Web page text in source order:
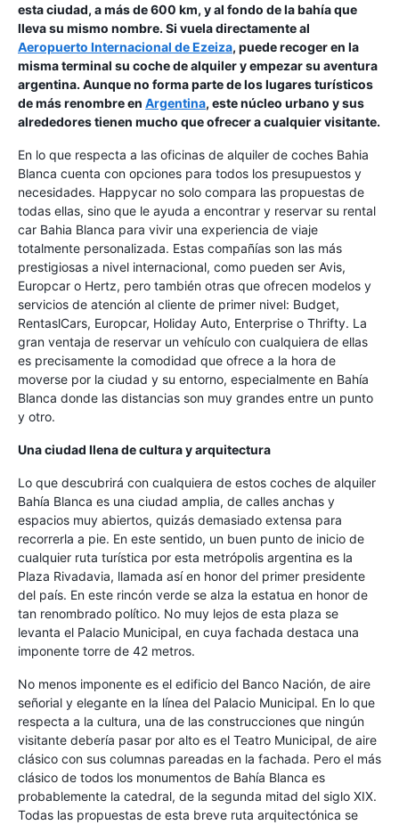
esta ciudad, a más de 600 km, y al fondo de la bahía que
lleva su mismo nombre. Si vuela directamente al
Aeropuerto Internacional de Ezeiza, puede recoger en la
misma terminal su coche de alquiler y empezar su aventura
argentina. Aunque no forma parte de los lugares turísticos
de más renombre en Argentina, este núcleo urbano y sus
alrededores tienen mucho que ofrecer a cualquier visitante.
En lo que respecta a las oficinas de alquiler de coches Bahia
Blanca cuenta con opciones para todos los presupuestos y
necesidades. Happycar no solo compara las propuestas de
todas ellas, sino que le ayuda a encontrar y reservar su rental
car Bahia Blanca para vivir una experiencia de viaje
totalmente personalizada. Estas compañías son las más
prestigiosas a nivel internacional, como pueden ser Avis,
Europcar o Hertz, pero también otras que ofrecen modelos y
servicios de atención al cliente de primer nivel: Budget,
RentaslCars, Europcar, Holiday Auto, Enterprise o Thrifty. La
gran ventaja de reservar un vehículo con cualquiera de ellas
es precisamente la comodidad que ofrece a la hora de
moverse por la ciudad y su entorno, especialmente en Bahía
Blanca donde las distancias son muy grandes entre un punto
y otro.
Una ciudad llena de cultura y arquitectura
Lo que descubrirá con cualquiera de estos coches de alquiler
Bahía Blanca es una ciudad amplia, de calles anchas y
espacios muy abiertos, quizás demasiado extensa para
recorrerla a pie. En este sentido, un buen punto de inicio de
cualquier ruta turística por esta metrópolis argentina es la
Plaza Rivadavia, llamada así en honor del primer presidente
del país. En este rincón verde se alza la estatua en honor de
tan renombrado político. No muy lejos de esta plaza se
levanta el Palacio Municipal, en cuya fachada destaca una
imponente torre de 42 metros.
No menos imponente es el edificio del Banco Nación, de aire
señorial y elegante en la línea del Palacio Municipal. En lo que
respecta a la cultura, una de las construcciones que ningún
visitante debería pasar por alto es el Teatro Municipal, de aire
clásico con sus columnas pareadas en la fachada. Pero el más
clásico de todos los monumentos de Bahía Blanca es
probablemente la catedral, de la segunda mitad del siglo XIX.
Todas las propuestas de esta breve ruta arquitectónica se